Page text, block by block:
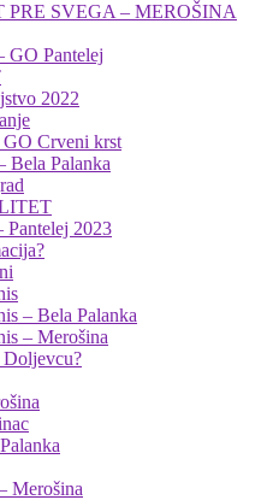
PRE SVEGA – MEROŠINA
GO Pantelej
2022
Crveni krst
Bela Palanka
2023
– Bela Palanka
– Merošina
Doljevcu?
Merošina